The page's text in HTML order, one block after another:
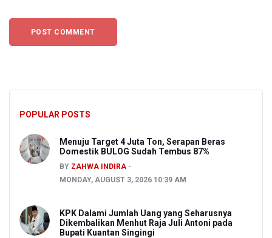
POPULAR POSTS
Menuju Target 4 Juta Ton, Serapan Beras
Domestik BULOG Sudah Tembus 87%
BY ZAHWA INDIRA
MONDAY, AUGUST 3, 2026 10:39 AM
KPK Dalami Jumlah Uang yang Seharusnya
Dikembalikan Menhut Raja Juli Antoni pada
Bupati Kuantan Singingi